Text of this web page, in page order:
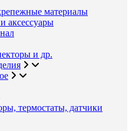
материалы
аксессуары
и др.
термостаты, датчики